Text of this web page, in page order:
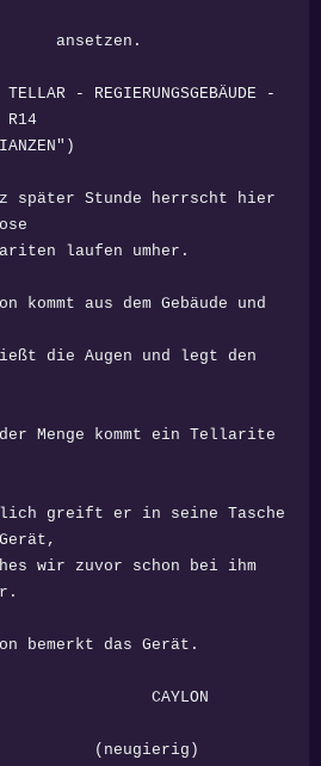
REGIERUNGSGEBÄUDE -
R14
herrscht hier
umher.
dem Gebäude und
und legt den
kommt ein Tellarite
er in seine Tasche
schon bei ihm
das Gerät.